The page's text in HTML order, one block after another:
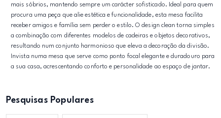
mais sóbrios, mantendo sempre um carácter sofisticado. Ideal para quem
procura uma peça que alie estética e funcionalidade, esta mesa facilita
receber amigos e família sem perder o estilo. O design clean torna simples
a combinação com diferentes modelos de cadeiras e objetos decorativos,
resultando num conjunto harmonioso que eleva a decoração da divisão.
Invista numa mesa que serve como ponto focal elegante e duradouro para
a sua casa, acrescentando conforto e personalidade ao espaço de jantar.
Pesquisas Populares